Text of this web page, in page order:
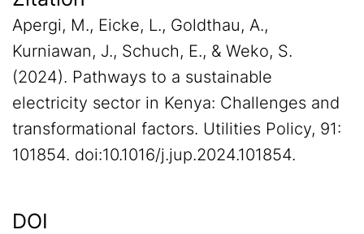
Apergi, M., Eicke, L., Goldthau, A.,
Kurniawan, J., Schuch, E., & Weko, S.
(2024). Pathways to a sustainable
electricity sector in Kenya: Challenges and
transformational factors. Utilities Policy, 91:
101854. doi:10.1016/j.jup.2024.101854.
DOI